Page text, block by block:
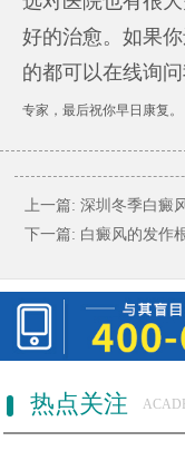
好的治愈。如果
的都可以在线询
专家，最后祝你早日康复。
上一篇: 深圳冬季白癜
下一篇: 白癜风的发作
热点关注